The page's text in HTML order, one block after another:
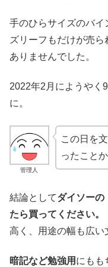
手のひらサイズのバ
ズリーフもだけが売
ありませんでした。
2022年2月にようやく
に。
管理人
この日を
ったこと
結論としてダイソーの
たら買ってください。
高く、用途の幅も広い
暗記など勉強用 にもも